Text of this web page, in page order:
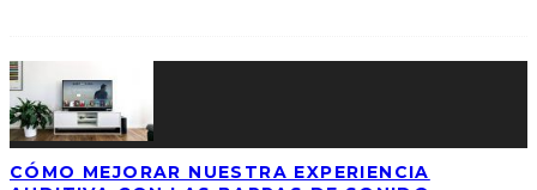
CÓMO MEJORAR NUESTRA EXPERIENCIA